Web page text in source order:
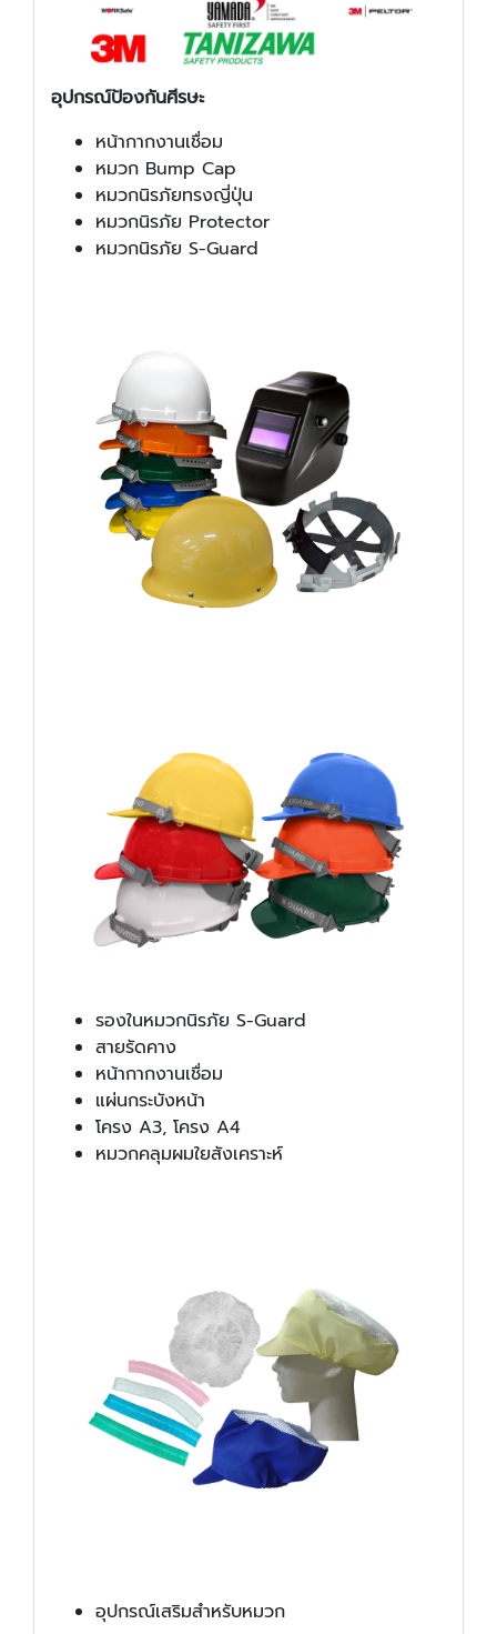
อุปกรณ์ป้องกันศีรษะ
หน้ากากงานเชื่อม
หมวก Bump Cap
หมวกนิรภัยทรงญี่ปุ่น
หมวกนิรภัย Protector
หมวกนิรภัย S-Guard
รองในหมวกนิรภัย S-Guard
สายรัดคาง
หน้ากากงานเชื่อม
แผ่นกระบังหน้า
โครง A3, โครง A4
หมวกคลุมผมใยสังเคราะห์
อุปกรณ์เสริมสำหรับหมวก